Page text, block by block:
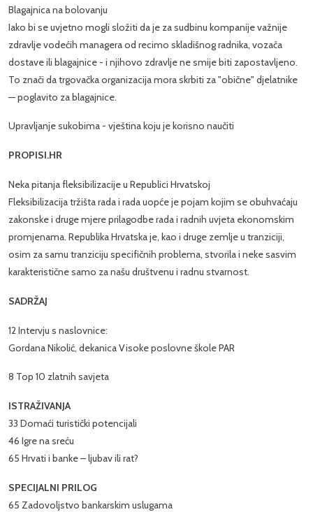
Blagajnica na bolovanju
Iako bi se uvjetno mogli složiti da je za sudbinu kompanije važnije
zdravlje vodećih managera od recimo skladišnog radnika, vozača
dostave ili blagajnice - i njihovo zdravlje ne smije biti zapostavljeno.
To znači da trgovačka organizacija mora skrbiti za "obične" djelatnike
— poglavito za blagajnice.
Upravljanje sukobima - vještina koju je korisno naučiti
PROPISI.HR
Neka pitanja fleksibilizacije u Republici Hrvatskoj
Fleksibilizacija tržišta rada i rada uopće je pojam kojim se obuhvaćaju
zakonske i druge mjere prilagodbe rada i radnih uvjeta ekonomskim
promjenama. Republika Hrvatska je, kao i druge zemlje u tranziciji,
osim za samu tranziciju specifičnih problema, stvorila i neke sasvim
karakteristične samo za našu društvenu i radnu stvarnost.
SADRŽAJ
12 Intervju s naslovnice:
Gordana Nikolić, dekanica Visoke poslovne škole PAR
8 Top 10 zlatnih savjeta
ISTRAŽIVANJA
33 Domaći turistički potencijali
46 Igre na sreću
65 Hrvati i banke – ljubav ili rat?
SPECIJALNI PRILOG
65 Zadovoljstvo bankarskim uslugama